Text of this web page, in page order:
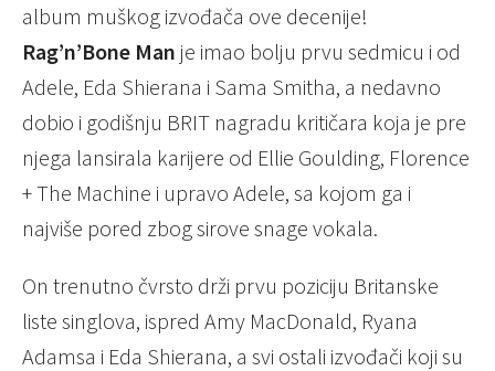
album muškog izvođača ove decenije!
Rag’n’Bone Man je imao bolju prvu sedmicu i od
Adele, Eda Shierana i Sama Smitha, a nedavno
dobio i godišnju BRIT nagradu kritičara koja je pre
njega lansirala karijere od Ellie Goulding, Florence
+ The Machine i upravo Adele, sa kojom ga i
najviše pored zbog sirove snage vokala.
On trenutno čvrsto drži prvu poziciju Britanske
liste singlova, ispred Amy MacDonald, Ryana
Adamsa i Eda Shierana, a svi ostali izvođači koji su